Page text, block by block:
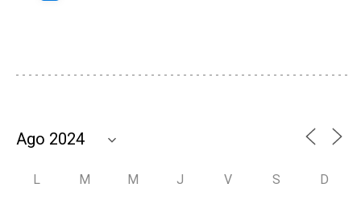
L M M J V S D